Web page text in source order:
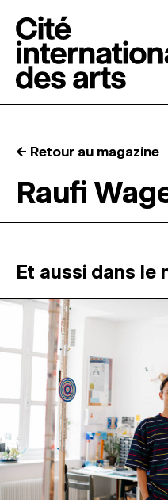
RÉSIDENCES ↓
ATELIERS OUVERTS
PROGRAMMATION
MAGAZINE
ESPACES DE
Recherche
Connexion
← Retour au magazine
Raufi
Et aussi dans le